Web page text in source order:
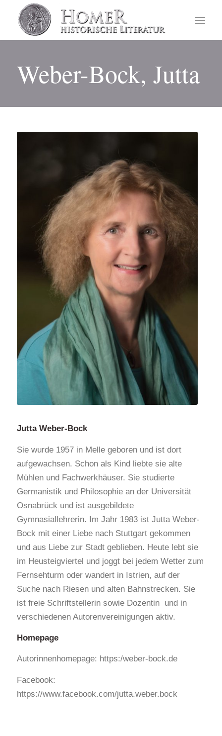
Weber-Bock, Jutta
Jutta Weber-Bock
Sie wurde 1957 in Melle geboren und ist dort
aufgewachsen. Schon als Kind liebte sie alte
Mühlen und Fachwerkhäuser. Sie studierte
Germanistik und Philosophie an der Universität
Osnabrück und ist ausgebildete
Gymnasiallehrerin. Im Jahr 1983 ist Jutta Weber-
Bock mit einer Liebe nach Stuttgart gekommen
und aus Liebe zur Stadt geblieben. Heute lebt sie
im Heusteigviertel und joggt bei jedem Wetter zum
Fernsehturm oder wandert in Istrien, auf der
Suche nach Riesen und alten Bahnstrecken. Sie
ist freie Schriftstellerin sowie Dozentin und in
verschiedenen Autorenvereinigungen aktiv.
Homepage
Autorinnenhomepage: https:/weber-bock.de
Facebook:
https://www.facebook.com/jutta.weber.bock